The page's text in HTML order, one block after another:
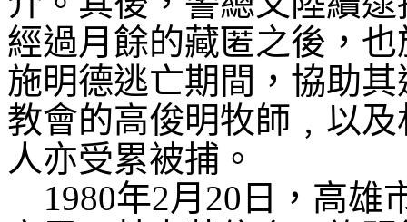
經過月餘的藏匿之後，也
施明德逃亡期間，協助
教會的高俊明牧師﹐以
人亦受累被捕。
1980年2月 20 日，高雄